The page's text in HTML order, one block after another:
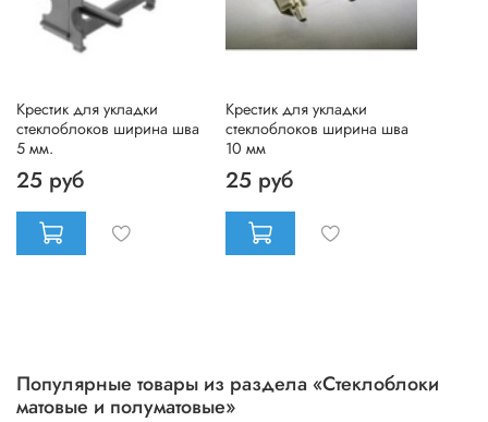
Крестик для укладки
стеклоблоков ширина шва
5 мм.
25 руб
Крестик для укладки
стеклоблоков ширина шва
10 мм
25 руб
Популярные товары из раздела «Стеклоблоки
матовые и полуматовые»